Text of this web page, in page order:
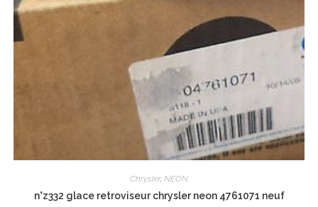
Chrysler, NEON
n°z332 glace retroviseur chrysler neon 4761071 neuf